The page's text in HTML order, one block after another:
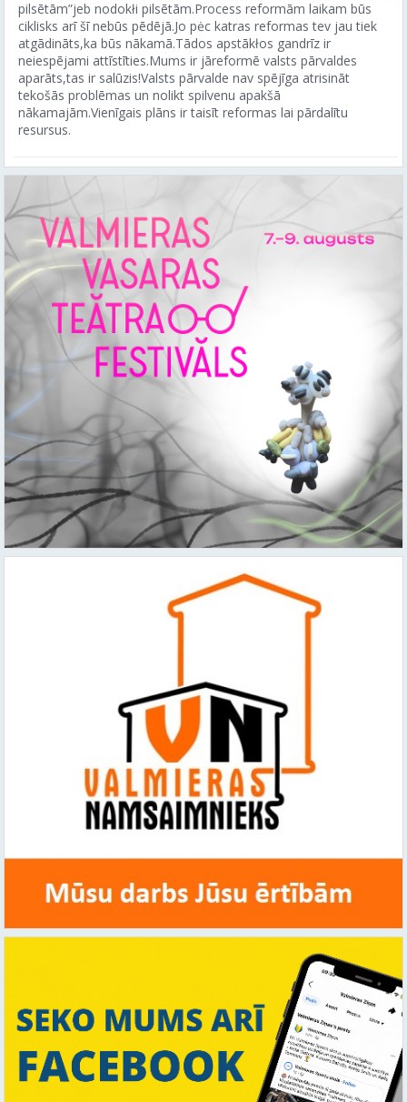
pilsētām”jeb nodokłi pilsētām.Process reformām laikam būs
ciklisks arī šī nebūs pēdējā.Jo pėc katras reformas tev jau tiek
atgādināts,ka būs nākamā.Tādos apstākłos gandrīz ir
neiespējami attīstīties.Mums ir jāreformē valsts pārvaldes
aparāts,tas ir salūzis!Valsts pārvalde nav spējīga atrisināt
tekošās problēmas un nolikt spilvenu apakšā
nākamajām.Vienīgais plāns ir taisīt reformas lai pārdalītu
resursus.